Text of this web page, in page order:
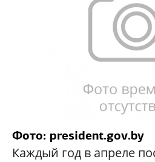
Фото: president.gov.by
Каждый год в апреле